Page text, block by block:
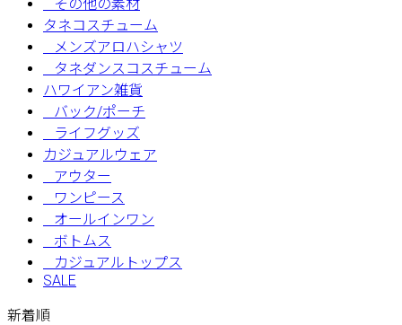
その他の素材
タネコスチューム
メンズアロハシャツ
タネダンスコスチューム
ハワイアン雑貨
バック/ポーチ
ライフグッズ
カジュアルウェア
アウター
ワンピース
オールインワン
ボトムス
カジュアルトップス
SALE
新着順